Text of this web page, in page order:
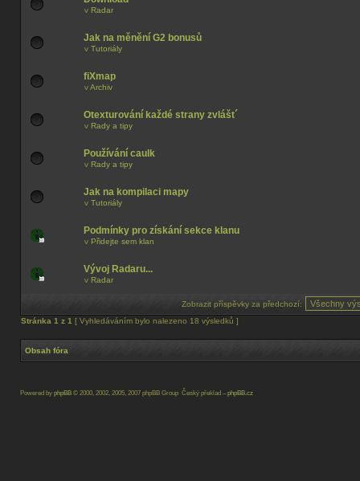
v Radar
Jak na měnění G2 bonusů
v Tutoriály
fiXmap
vArchiv
Otexturování každé strany zvlášt´
v Rady a tipy
Používání caulk
v Rady a tipy
Jak na kompilaci mapy
v Tutoriály
Podmínky pro získání sekce klanu
v Přidejte sem klan
Vývoj Radaru...
v Radar
Zobrazit příspěvky za předchozí:
Stránka 1 z 1 [ Vyhledáváním bylo nalezeno 18 výsledků ]
Obsah fóra
Powered by phpBB © 2000, 2002, 2005, 2007 phpBB Group Český překlad –phpBB.cz